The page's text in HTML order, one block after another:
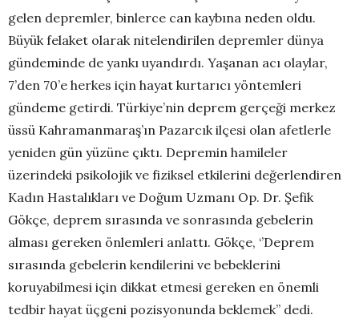
gelen depremler, binlerce can kaybına neden oldu.
Büyük felaket olarak nitelendirilen depremler dünya
gündeminde de yankı uyandırdı. Yaşanan acı olaylar,
7’den 70’e herkes için hayat kurtarıcı yöntemleri
gündeme getirdi. Türkiye’nin deprem gerçeği merkez
üssü Kahramanmaraş’ın Pazarcık ilçesi olan afetlerle
yeniden gün yüzüne çıktı. Depremin hamileler
üzerindeki psikolojik ve fiziksel etkilerini değerlendiren
Kadın Hastalıkları ve Doğum Uzmanı Op. Dr. Şefik
Gökçe, deprem sırasında ve sonrasında gebelerin
alması gereken önlemleri anlattı. Gökçe, ‘’Deprem
sırasında gebelerin kendilerini ve bebeklerini
koruyabilmesi için dikkat etmesi gereken en önemli
tedbir hayat üçgeni pozisyonunda beklemek’’ dedi.